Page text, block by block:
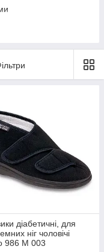
уход за ранами
діабетичні, для
ніг чоловічі
986 M 003